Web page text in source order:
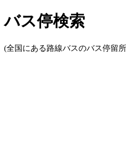
バス停検索
(全国にある路線バスのバス停留